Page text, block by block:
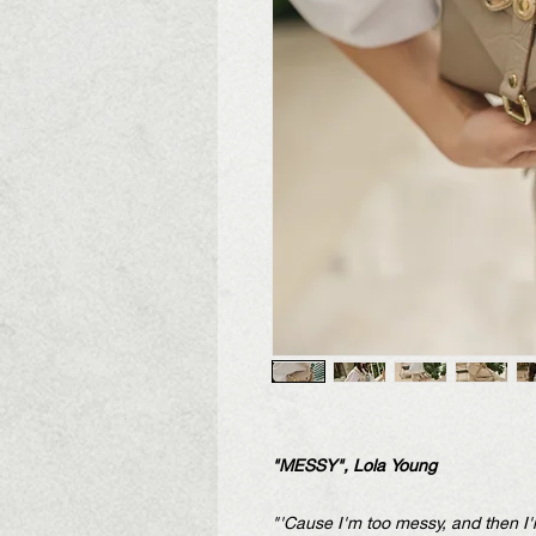
"MESSY", Lola Young
"'Cause I'm too messy, and then